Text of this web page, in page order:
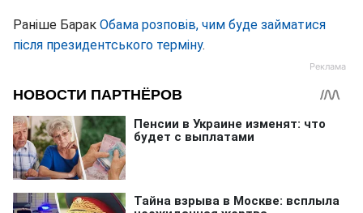
Раніше Барак Обама розповів, чим буде займатися
після президентського терміну.